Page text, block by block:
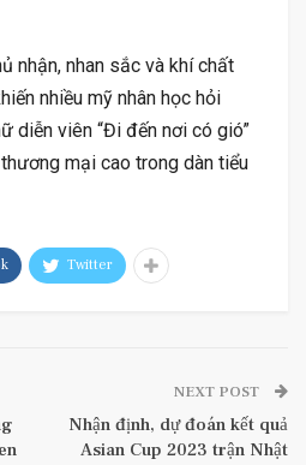
nhận, nhan sắc và khí chất
nhiều mỹ nhân học hỏi
diễn viên “Đi đến nơi có gió”
mại cao trong dàn tiểu
Twitter
NEXT POST
Nhận định, dự đoán kết quả
Asian Cup 2023 trận Nhật